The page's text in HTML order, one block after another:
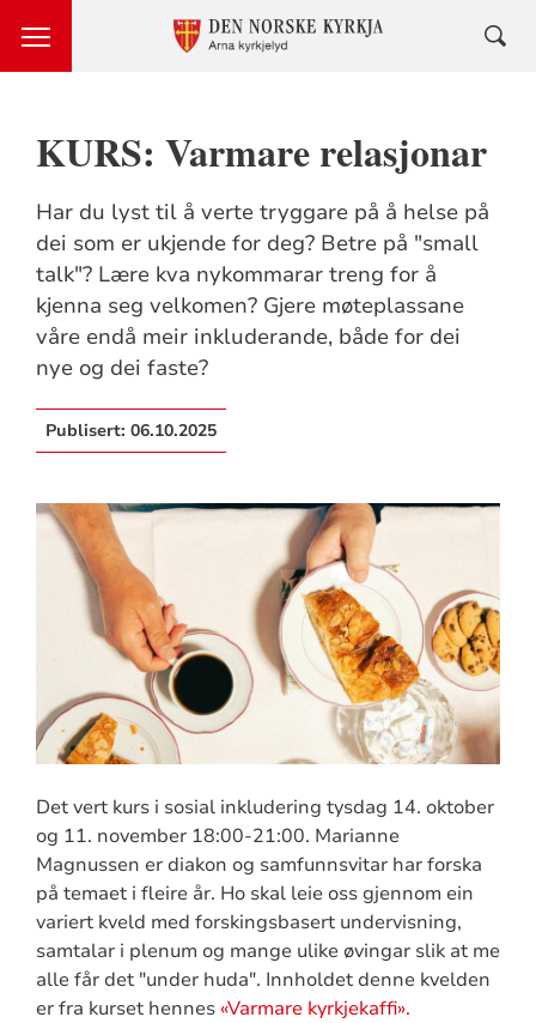
KURS: Varmare relasjonar
Har du lyst til å verte tryggare på å helse på
dei som er ukjende for deg? Betre på "small
talk"? Lære kva nykommarar treng for å
kjenna seg velkomen? Gjere møteplassane
våre endå meir inkluderande, både for dei
nye og dei faste?
Publisert: 06.10.2025
Det vert kurs i sosial inkludering tysdag 14. oktober
og 11. november 18:00-21:00. Marianne
Magnussen er diakon og samfunnsvitar har forska
på temaet i fleire år. Ho skal leie oss gjennom ein
variert kveld med forskingsbasert undervisning,
samtalar i plenum og mange ulike øvingar slik at me
alle får det "under huda". Innholdet denne kvelden
er fra kurset hennes «Varmare kyrkjekaffi».